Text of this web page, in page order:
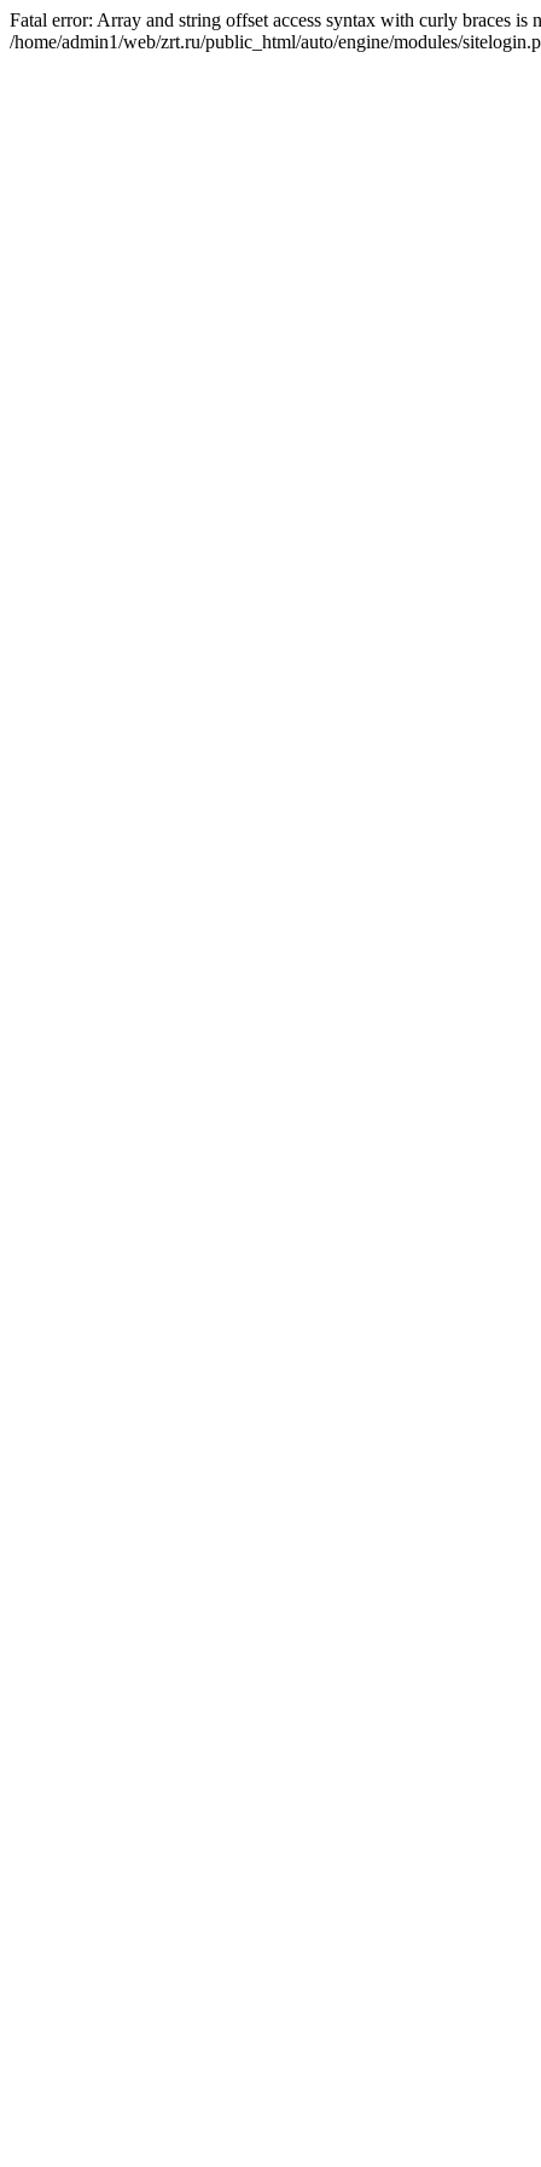
Fatal error: Array and string offset access syntax with curly braces is
/home/admin1/web/zrt.ru/public_html/auto/engine/modules/